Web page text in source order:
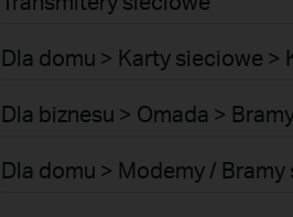
Dla domu > Karty sieciowe
Dla biznesu > Omada >
Dla domu > Modemy /